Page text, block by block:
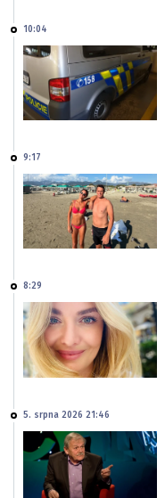
10:04
9:17
8:29
5. srpna 2026 21:46